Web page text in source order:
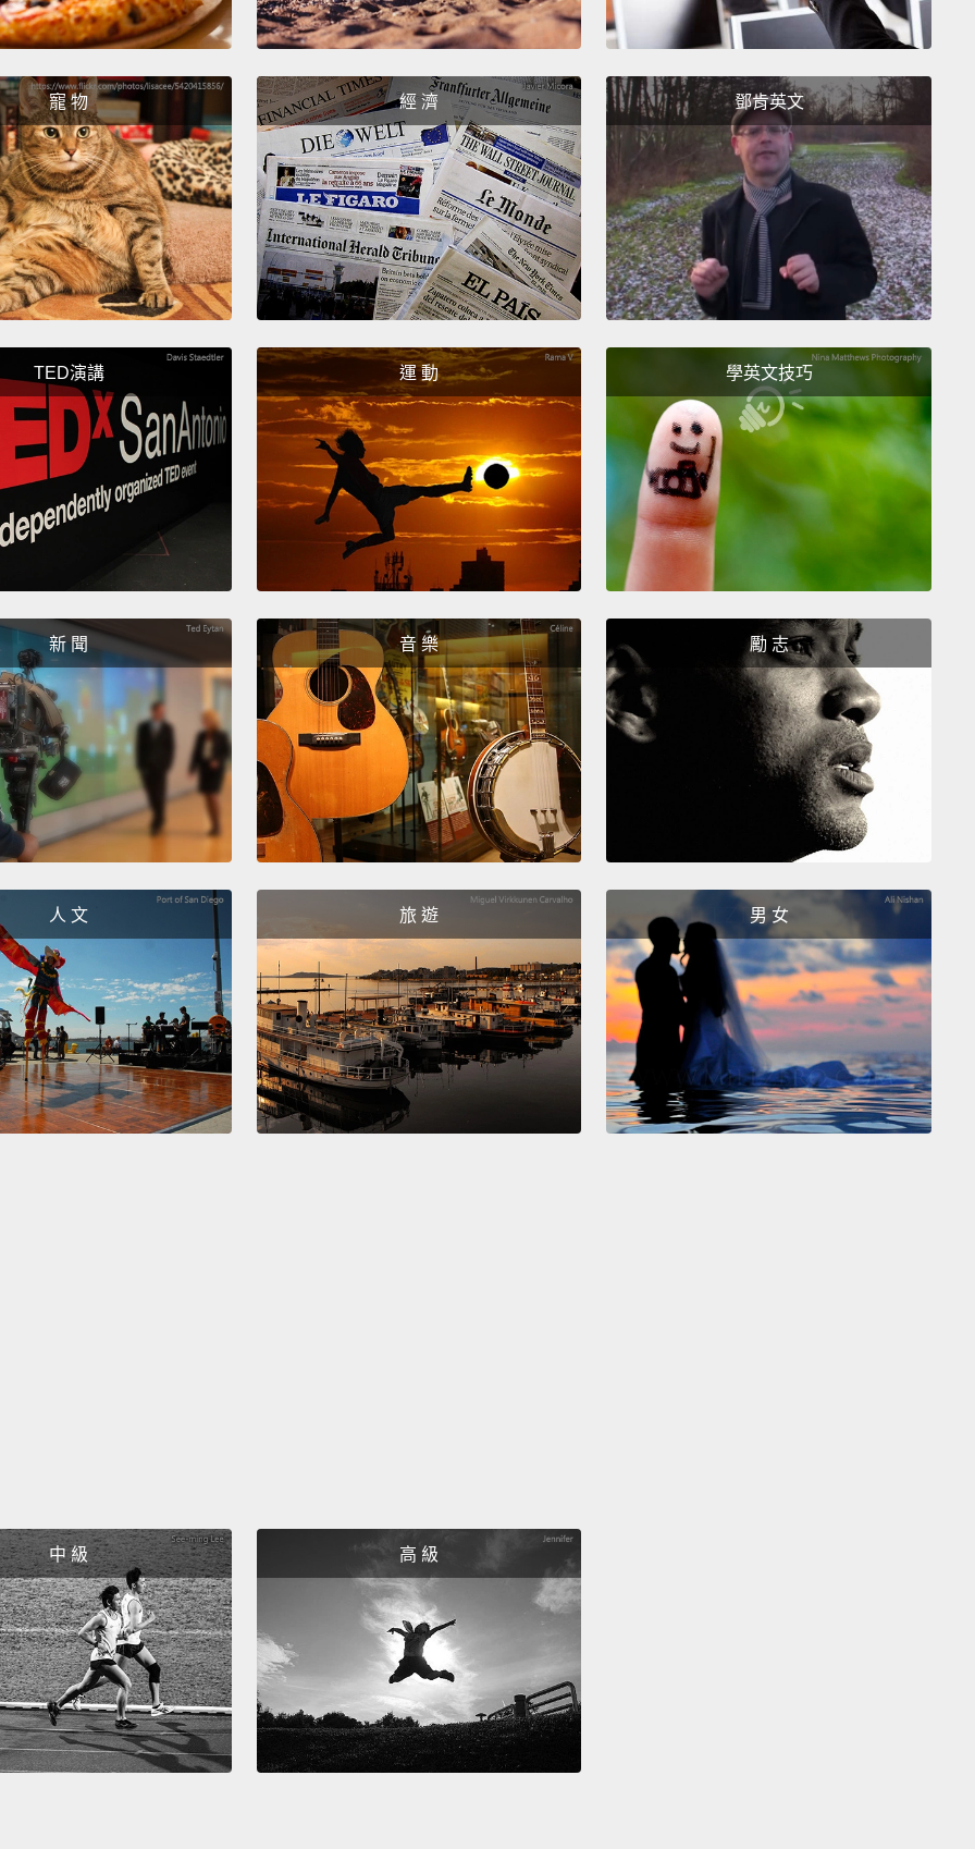
時，你們大部分都會變同性戀。有任何人抄下這東西嗎？爸爸
媽媽？
反正，我不知道我人生中想做什麼事，而我最後走上現在這條
路是因為一件非常悲慘的事件。 我那時也許十九歲，我當時的
女友在一場車禍中喪生。
我曾經過那場車禍，但我不知道那是
她，我就繼續走，而我在那不久後就發現就是她。
我那時住在公寓的地下室，我沒有錢，我沒有暖氣、沒有空
氣、我地上有一張床墊，那公寓有大批跳蚤出沒。我深深自我
蚤？」我不了解，那一定有個目的，如果我們可以拿起電話並
打給上帝問這些問題，不就方便多了嗎？
我開始寫作，從我身上湧出的文思是和上帝的虛構對話，那對
話是單方面的。
我寫完它後，我看看它，然後我告訴我自己(那
時我甚至還沒做過單口相聲，從來沒有，城裡沒有俱樂部)。
說：「我要和Johnny Carson(那時他是天王)在《今夜秀》上
表演這個。」「我要成為這個節目史上第一個被叫去入座受訪
的女人。」
幾年後，我成為那節目史上第一位入座受訪的女性(且是那節目
史上唯一一位女性)，
因為我寫的那些與上帝間的電話對話。
開始單口相聲這條路，而它很成功也很棒，但很艱難，因為我
試著要取悅所有人，而我有這個我一直隱瞞著的我是同性戀的
秘密。我想如果人們發現了，他們就不會喜歡我，他們會取笑
我。
接著我的事業演變成...我有了自己的情境喜劇，那非常成功，
另一種等級的成功。
而我想，如果他們發現我是同性戀，那麼
他們就永遠不會看了。
那是很久以前，你也許...這是當我們只
有白人總統的時候，但無論如何，這是以前...許多年前的事!
然後我終於決定了我生活在這麼多羞愧感、這麼多的恐懼之
下，因此我就是再也無法那樣子生活。我決定要出櫃，而且要
過，然後我被邀請去主持脫口秀。
著要推銷它，而大部分的電視台並不想接手。
買單，因為他們覺得沒人會想看我。
真的當我回顧那時光，我不會改變任何一件事。
一切對我來說非常重要，因為我發現最重要的事情是，
己誠實。最後，那是將我帶到此地的事情。
之下、我是自由的、我沒有秘密，我知道我永遠都會好好的，
寵 物 經 濟 鄧肯英文
TED演講 運 動 學英文技巧
新 聞 音 樂 勵 志
人 文 旅 遊 男 女
中 級 高 級